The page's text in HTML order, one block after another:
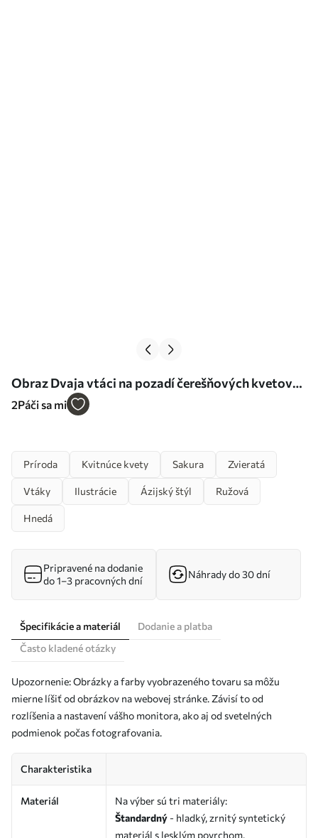
Obraz Dvaja vtáci na pozadí čerešňových kvetov
Nr. s36815
2Páči sa mi
Príroda Kvitnúce kvety Sakura Zvieratá
Vtáky Ilustrácie Ázijský štýl Ružová
Hnedá
Pripravené na dodanie
do 1–3 pracovných dní
Náhrady do 30 dní
Špecifikácie a materiál
Dodanie a platba
Často kladené otázky
Upozornenie: Obrázky a farby vyobrazeného tovaru sa môžu
mierne líšiť od obrázkov na webovej stránke. Závisí to od
rozlíšenia a nastavení vášho monitora, ako aj od svetelných
podmienok počas fotografovania.
Charakteristika
Materiál
Na výber sú tri materiály:
Štandardný - hladký, zrnitý syntetický
materiál s lesklým povrchom.